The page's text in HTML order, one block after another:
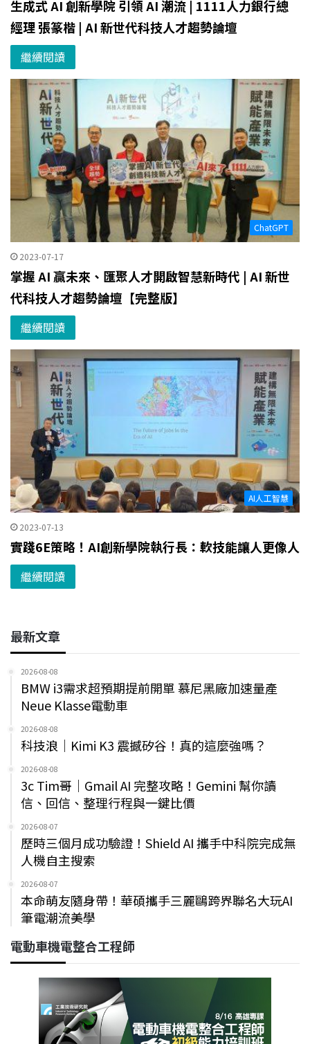
生成式 AI 創新學院 引領 AI 潮流 | 1111人力銀行總
經理 張篆楷 | AI 新世代科技人才趨勢論壇
繼續閱讀
ChatGPT
2023-07-17
掌握 AI 贏未來、匯聚人才開啟智慧新時代 | AI 新世
代科技人才趨勢論壇【完整版】
繼續閱讀
AI人工智慧
2023-07-13
實踐6E策略！AI創新學院執行長：軟技能讓人更像人
繼續閱讀
最新文章
2026-08-08
BMW i3需求超預期提前開單 慕尼黑廠加速量產
Neue Klasse電動車
2026-08-08
科技浪｜Kimi K3 震撼矽谷！真的這麼強嗎？
2026-08-08
3c Tim哥｜Gmail AI 完整攻略！Gemini 幫你讀
信、回信、整理行程與一鍵比價
2026-08-07
歷時三個月成功驗證！Shield AI 攜手中科院完成無
人機自主搜索
2026-08-07
本命萌友隨身帶！華碩攜手三麗鷗跨界聯名大玩AI
筆電潮流美學
電動車機電整合工程師